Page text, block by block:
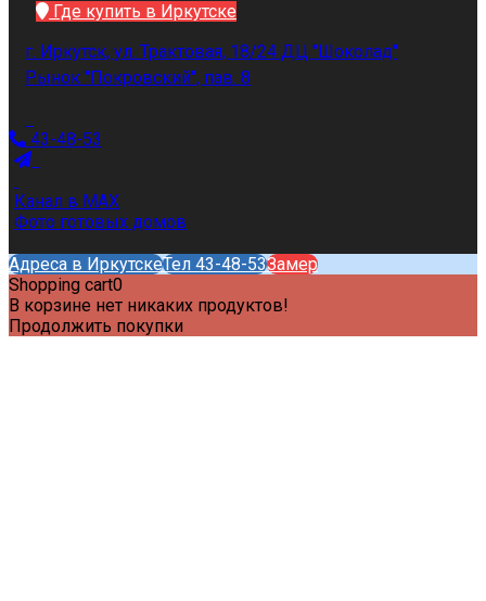
Где купить в Иркутске
г. Иркутск, ул. Трактовая, 18/24 ДЦ "Шоколад"
Рынок "Покровский", пав. 8
43-48-53
Канал в MAX
Фото готовых домов
Адреса в ИркутскеТел 43-48-53Замер
Shopping cart0
В корзине нет никаких продуктов!
Продолжить покупки